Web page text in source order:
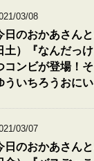
03/08
日のおかあさん
土）『なんだっ
コンビが登場！
ういちろうおに
03/07
日のおかあさん